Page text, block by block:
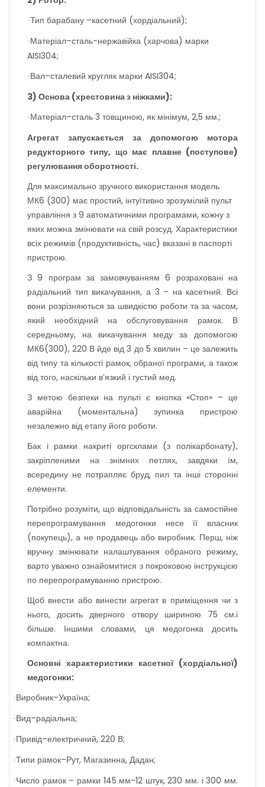
·Тип барабану –касетний (хордіальний);
· Матеріал–сталь-нержавійка (харчова) марки
AISI304;
· Вал–сталевий кругляк марки AISI304;
3) Основа (хрестовина з ніжками):
· Матеріал–сталь 3 товщиною, як мінімум, 2,5 мм.;
Агрегат запускається за допомогою мотора
редукторного типу, що має плавне (поступове)
регулювання оборотності.
Для максимально зручного використання модель
МК6 (300) має простий, інтуїтивно зрозумілий пульт
управління з 9 автоматичними програмами, кожну з
яких можна змінювати на свій розсуд. Характеристики
всіх режимів (продуктивність, час) вказані в паспорті
пристрою.
З 9 програм за замовчуванням 6 розраховані на
радіальний тип викачування, а 3 – на касетний. Всі
вони розрізняються за швидкістю роботи таза часом,
який необхідний на обслуговування рамок. В
середньому, на викачування меду за допомогою
МК6(300), 220 В йде від 3 до 5 хвилин – це залежить
від типу та кількості рамок, обраної програми, а також
від того, наскільки в’язкий і густий мед.
З метою безпеки на пульті є кнопка«Стоп» – це
аварійна (моментальна) зупинка пристрою
незалежно від етапу його роботи.
Бак і рамки накриті оргсклами (з полікарбонату),
закріпленими на знімних петлях, завдяки їм,
всередину не потрапляє бруд, пил та інші сторонні
елементи.
Потрібно розуміти, що відповідальність за самостійне
перепрограмування медогонки несе її власник
(покупець), а не продавець або виробник. Перш, ніж
вручну змінювати налаштування обраного режиму,
варто уважно ознайомитися з покроковою інструкцією
по перепрограмуванню пристрою.
Щоб внести або винести агрегат в приміщення чи з
нього, досить дверного отвору шириною 75 см.і
більше. Іншими словами, ця медогонка досить
компактна.
Основні характеристики касетної (хордіальної)
медогонки:
· Виробник–Україна;
· Вид–радіальна;
· Привід–електричний, 220 В;
·Типи рамок–Рут, Магазинна, Дадан;
· Число рамок – рамки 145 мм-12 штук, 230 мм. і 300 мм.